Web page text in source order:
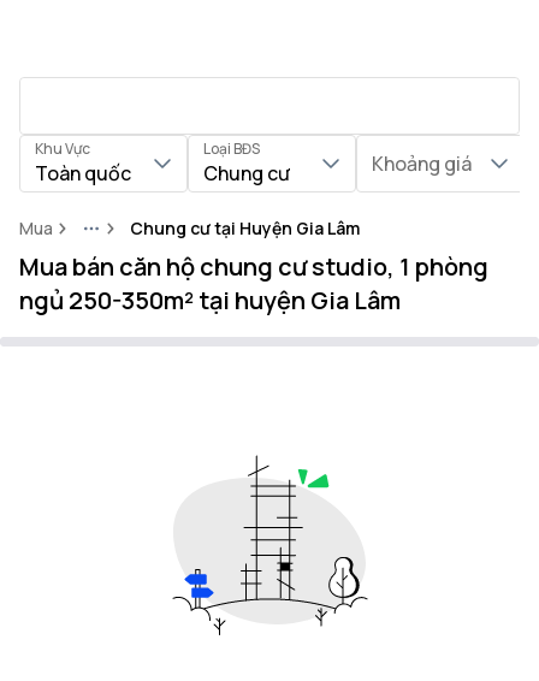
Khu Vực
Toàn quốc
Loại BĐS
Chung cư Khoảng giá
Mua MoreChung cư tại Huyện Gia Lâm
Mua bán căn hộ chung cư studio, 1 phòng
ngủ 250-350m² tại huyện Gia Lâm